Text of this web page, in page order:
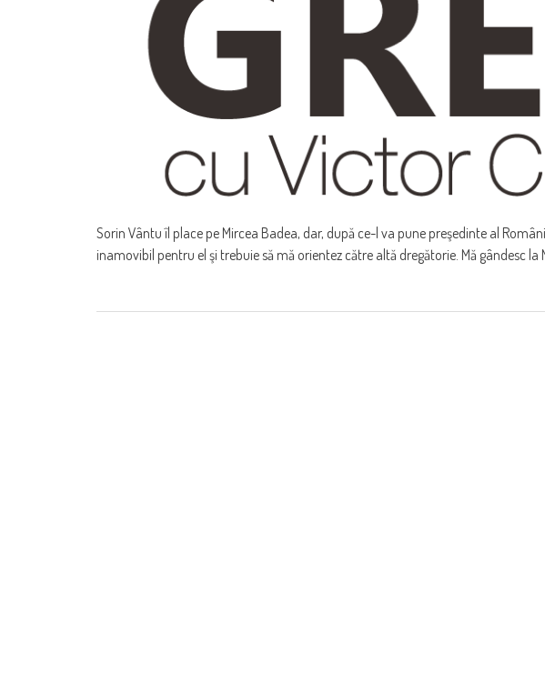
Sorin Vântu îl place pe Mircea Badea, dar, după ce-l va pune preşedinte al
inamovibil pentru el şi trebuie să mă orientez către altă dregătorie. Mă gândesc la